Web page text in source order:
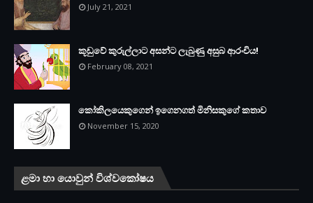
July 21, 2021
කූඩුවේ කුරුල්ලාට අසන්ට ලැබුණු අසුබ ආරංචිය!
February 08, 2021
කෝකිලයෙකුගෙන් ඉගෙනගත් මිනිසකුගේ කතාව
November 15, 2020
ළමා හා යොවුන් විශ්වකෝෂය